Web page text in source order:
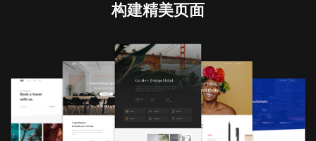
构建精美页面